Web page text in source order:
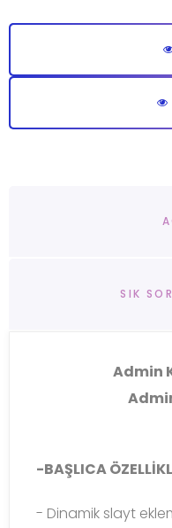
SIK
Admin
-BAŞLICA
- Dinamik slayt